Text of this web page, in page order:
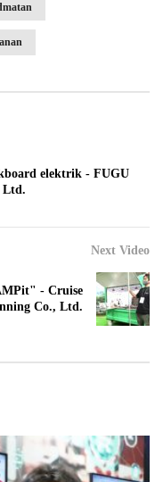
elektrik - FUGU
Ltd.
Next Video
- Cruise
Co., Ltd.